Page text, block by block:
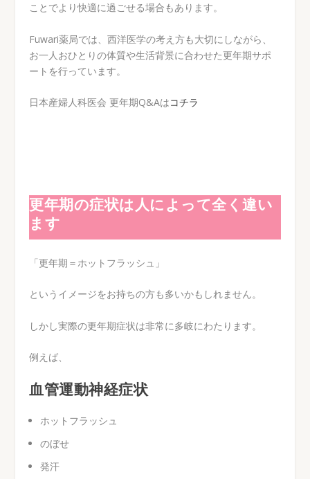
ことでより快適に過ごせる場合もあります。
Fuwari薬局では、西洋医学の考え方も大切にしながら、
お一人おひとりの体質や生活背景に合わせた更年期サポ
ートを行っています。
日本産婦人科医会 更年期Q&Aはコチラ
更年期の症状は人によって全く違い
ます
「更年期＝ホットフラッシュ」
というイメージをお持ちの方も多いかもしれません。
しかし実際の更年期症状は非常に多岐にわたります。
例えば、
血管運動神経症状
ホットフラッシュ
のぼせ
発汗